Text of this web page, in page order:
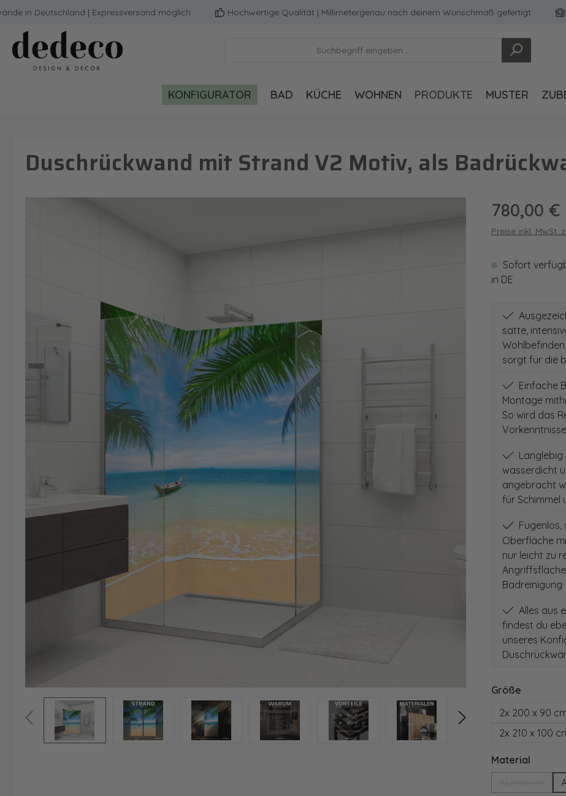
Hauptinhalt springen
Zur Suche springen
Zur Hauptnavigation springen
Deutschland | Expressversand möglich Hochwertige Qualität | Millimetergenau nach deinem Wunschmaß gefertigt
KONFIGURATOR BAD KÜCHE WOHNEN PRODUKTE MUSTER
Duschrückwand mit Strand V2 Motiv, als
Regulärer Preis:
780,00 €
Preise inkl. MwSt.
Sofort
in DE
satte,
sorgt für die
Einfache
Montage
So wird das
Langlebig
wasserdicht
angebracht
für Schimmel
Oberfläche
nur leicht zu
Badreinigung
Alles aus
findest du
unseres
Größeauswählen
2x 200 x 90
2x 210 x 100
Material
(Diese